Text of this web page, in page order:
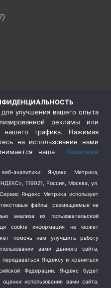
улучшения вашего опыта
рекламы или
нашего трафика. Нажимая
на использование нами
наша Политика
аналитики Яндекс Метрика,
119021, Россия, Москва, ул.
Яндекс Метрика использует
файлы, размещаемые на
анализа их пользовательской
cookie информация не может
помочь нам улучшить работу
вами данного сайта,
Яндексу и храниться
Федерации. Яндекс будет
использования вами сайта,